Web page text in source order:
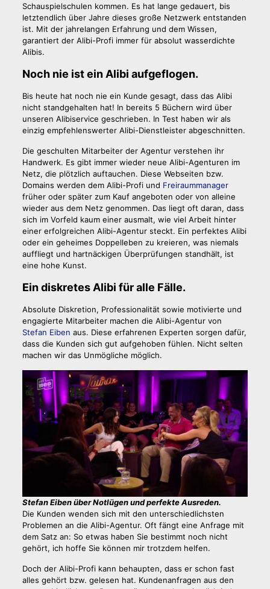
Schauspielschulen kommen. Es hat lange gedauert, bis
letztendlich über Jahre dieses große Netzwerk entstanden
ist. Mit der jahrelangen Erfahrung und dem Wissen,
garantiert der Alibi-Profi immer für absolut wasserdichte
Alibis.
Noch nie ist ein Alibi aufgeflogen.
Bis heute hat noch nie ein Kunde gesagt, dass das Alibi
nicht standgehalten hat! In bereits 5 Büchern wird über
unseren Alibiservice geschrieben. In Test haben wir als
einzig empfehlenswerter Alibi-Dienstleister abgeschnitten.
Die geschulten Mitarbeiter der Agentur verstehen ihr
Handwerk. Es gibt immer wieder neue Alibi-Agenturen im
Netz, die plötzlich auftauchen. Diese Webseiten bzw.
Domains werden dem Alibi-Profi und Freiraummanager
früher oder später zum Kauf angeboten oder von alleine
wieder aus dem Netz genommen. Das liegt oft daran, dass
sich im Vorfeld kaum einer ausmalt, wie viel Arbeit hinter
einer erfolgreichen Alibi-Agentur steckt. Ein perfektes Alibi
oder ein geheimes Doppelleben zu kreieren, was niemals
auffliegt und hartnäckigen Überprüfungen standhält, ist
eine hohe Kunst.
Ein diskretes Alibi für alle Fälle.
Absolute Diskretion, Professionalität sowie motivierte und
engagierte Mitarbeiter machen die Alibi-Agentur von
Stefan Eiben aus. Diese erfahrenen Experten sorgen dafür,
dass die Kunden sich gut aufgehoben fühlen. Nicht selten
machen wir das Unmögliche möglich.
Stefan Eiben über Notlügen und perfekte Ausreden.
Die Kunden wenden sich mit den unterschiedlichsten
Problemen an die Alibi-Agentur. Oft fängt eine Anfrage mit
dem Satz an: So etwas haben Sie bestimmt noch nicht
gehört, ich hoffe Sie können mir trotzdem helfen.
Doch der Alibi-Profi kann behaupten, dass er schon fast
alles gehört bzw. gelesen hat. Kundenanfragen aus den